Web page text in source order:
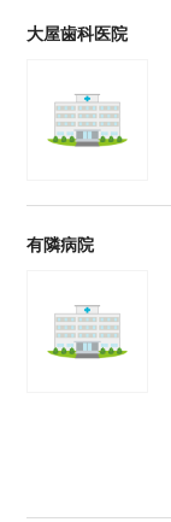
大屋歯科医院
有隣病院